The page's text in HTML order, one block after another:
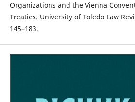
Organizations and the Vienna
Treaties. University of Toledo Law
145–183.